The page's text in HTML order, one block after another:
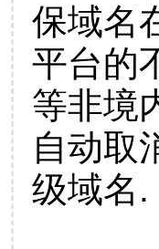
保域名
平台的
等非境
自动取
级域名.